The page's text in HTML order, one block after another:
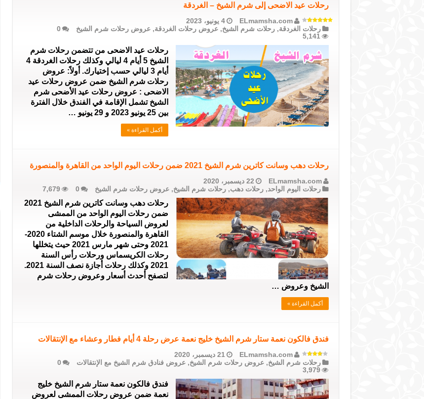
رحلات عيد الاضحى إلى شرم الشيخ – الغردقة
ELmamsha.com
4 يونيو، 2023
رحلات الغردقة,رحلات شرم الشيخ,عروض رحلات الغردقة,عروض رحلات شرم الشيخ
0
5,141
رحلات عيد الاضحى من تتضمن رحلات شرم
الشيخ 5 أيام 4 ليالي وكذلك رحلات الغردقة 4
أيام 3 ليالي حسب إختيارك. أولاً: عروض
رحلات شرم الشيخ ضمن عروض رحلات عيد
الاضحى : عروض رحلات عيد الأضحى شرم
الشيخ تشمل الإقامة في الفندق خلال الفترة
بين 25 يونيو 2023 و 29 يونيو …
أكمل القراءة »
رحلات دهب وسانت كاترين شرم الشيخ 2021 ضمن رحلات اليوم الواحد من القاهرة والمنصورة
ELmamsha.com
22 ديسمبر، 2020
رحلات اليوم الواحد,رحلات دهب,رحلات شرم الشيخ,عروض رحلات شرم الشيخ 0
7,679
رحلات دهب وسانت كاترين شرم الشيخ 2021
ضمن رحلات اليوم الواحد من الممشى
لعروض السياحة والرحلات الداخلية من
القاهرة والمنصورة خلال موسم الشتاء 2020-
2021 وحتى شهر مارس 2021 حيث يتخللها
رحلات الكريسماس ورحلات رأس السنة
2021 وكذلك رحلات أجازة نصف السنة 2021.
لتصفح أحدث أسعار وعروض رحلات شرم
الشيخ وعروض …
أكمل القراءة »
فندق فالكون نعمة ستار شرم الشيخ خليج نعمة عرض رحلة 4 أيام فطار وعشاء مع الإنتقالات
ELmamsha.com
21 ديسمبر، 2020
رحلات شرم الشيخ,عروض رحلات شرم الشيخ,عروض فنادق شرم الشيخ مع الإنتقالات
0
3,979
فندق فالكون نعمة ستار شرم الشيخ خليج
نعمة ضمن عروض رحلات الممشى لعروض